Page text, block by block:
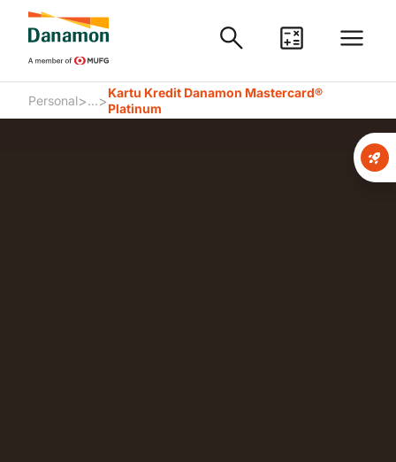
Personal> ...>Kartu Kredit Danamon Mastercard®
Platinum